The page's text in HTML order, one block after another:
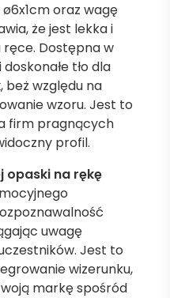
oraz wagę
że jest lekka i
Dostępna w
tło dla
, beż względu na
wzoru. Jest to
firm pragnących
profil.
opaski na rękę
uwagę
Jest to
wizerunku,
markę spośród